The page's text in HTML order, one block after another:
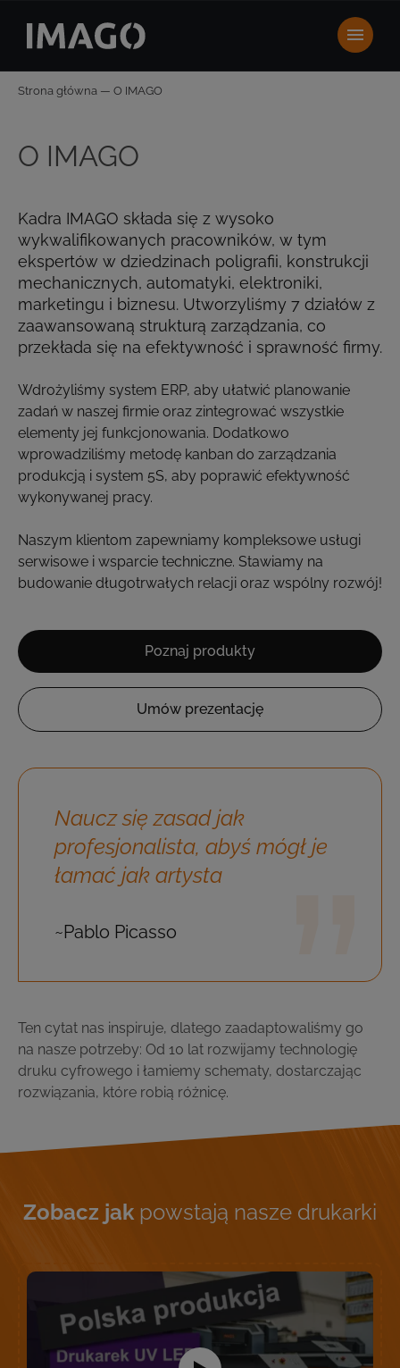
Strona główna — O IMAGO
O IMAGO
Kadra IMAGO składa się z wysoko
wykwalifikowanych pracowników, w tym
ekspertów w dziedzinach poligrafii, konstrukcji
mechanicznych, automatyki, elektroniki,
marketingu i biznesu. Utworzyliśmy 7 działów z
zaawansowaną strukturą zarządzania, co
przekłada się na efektywność i sprawność firmy.
Wdrożyliśmy system ERP, aby ułatwić planowanie
zadań w naszej firmie oraz zintegrować wszystkie
elementy jej funkcjonowania. Dodatkowo
wprowadziliśmy metodę kanban do zarządzania
produkcją i system 5S, aby poprawić efektywność
wykonywanej pracy.
Naszym klientom zapewniamy kompleksowe usługi
serwisowe i wsparcie techniczne. Stawiamy na
budowanie długotrwałych relacji oraz wspólny rozwój!
Poznaj produkty
Umów prezentację
Naucz się zasad jak
profesjonalista, abyś mógł je
łamać jak artysta
Pablo Picasso
Ten cytat nas inspiruje, dlatego zaadaptowaliśmy go
na nasze potrzeby: Od 10 lat rozwijamy technologię
druku cyfrowego i łamiemy schematy, dostarczając
rozwiązania, które robią różnicę.
Zobacz jak powstają nasze drukarki